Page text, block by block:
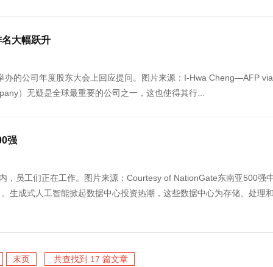
大幅跃升
的公司年度股东大会上回应提问。图片来源：I-Hwa Cheng—AFP
）无疑是全球最重要的公司之一，这也使得其行...
强
，员工们正在工作。图片来源：Courtesy of NationGate东南亚500强
生成式人工智能掀起数据中心投资热潮，这些数据中心为存储、处理
末页 共查找到 17 篇文章